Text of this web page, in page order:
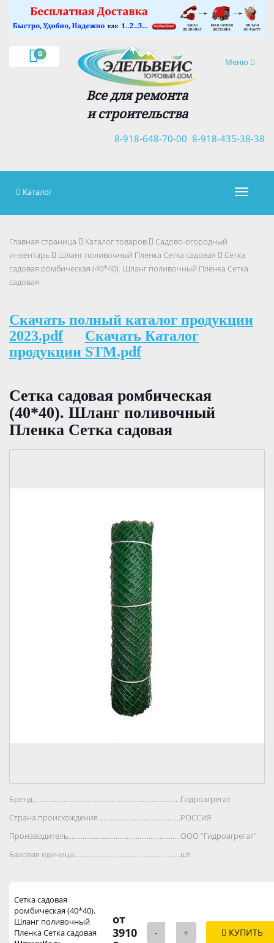
0
Навигация
Меню
Все для ремонта
и строительства
8-918-435-38-38
8-918-648-70-00
×
Каталог
Главная страница Каталог товаров
Садово-огородный
инвентарь
Шланг поливочный Пленка Сетка садовая
Сетка
садовая ромбическая (40*40). Шланг поливочный Пленка Сетка
садовая
Скачать полный каталог продукции
2023.pdf
Скачать Каталог
продукции STM.pdf
Сетка садовая ромбическая
(40*40). Шланг поливочный
Пленка Сетка садовая
Бренд..................................................................................Гидроагрегат
Страна происхождения..................................................................................
РОССИЯ
Производитель..................................................................................ООО "Гидроагрегат"
Базовая единица..................................................................................
шт
Сетка садовая
ромбическая (40*40).
Шланг поливочный
Пленка Сетка садовая
от
3910
- + КУПИТЬ